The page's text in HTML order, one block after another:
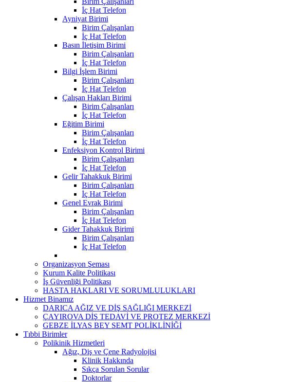
İç Hat Telefon
Ayniyat Birimi
Birim Çalışanları
İç Hat Telefon
Basın İletişim Birimi
Birim Çalışanları
İç Hat Telefon
Bilgi İşlem Birimi
Birim Çalışanları
İç Hat Telefon
Çalışan Hakları Birimi
Birim Çalışanları
İç Hat Telefon
Eğitim Birimi
Birim Çalışanları
İç Hat Telefon
Enfeksiyon Kontrol Birimi
Birim Çalışanları
İç Hat Telefon
Gelir Tahakkuk Birimi
Birim Çalışanları
İç Hat Telefon
Genel Evrak Birimi
Birim Çalışanları
İç Hat Telefon
Gider Tahakkuk Birimi
Birim Çalışanları
İç Hat Telefon
Organizasyon Şeması
Kurum Kalite Politikası
İş Güvenliği Politikası
HASTA HAKLARI VE SORUMLULUKLARI
Hizmet Binamız
DARICA AĞIZ VE DİŞ SAĞLIĞI MERKEZİ
ÇAYIROVA DİŞ TEDAVİ VE PROTEZ MERKEZİ
GEBZE İLYAS BEY SEMT POLİKLİNİĞİ
Tıbbi Birimler
Polikinik Hizmetleri
Ağız, Diş ve Çene Radyolojisi
Klinik Hakkında
Sıkça Sorulan Sorular
Doktorlar